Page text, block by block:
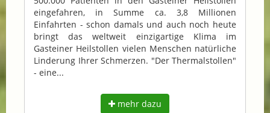
eingefahren, in Summe ca. 3,8 Millionen
Einfahrten - schon damals und auch noch heute
bringt das weltweit einzigartige Klima im
Gasteiner Heilstollen vielen Menschen natürliche
Linderung Ihrer Schmerzen. "Der Thermalstollen"
- eine...
mehr dazu